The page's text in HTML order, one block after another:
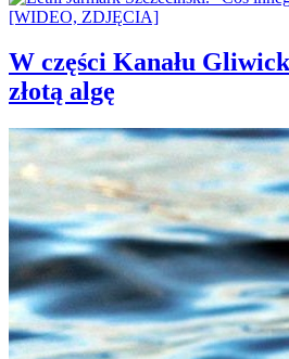
W części Kanału
złotą algę